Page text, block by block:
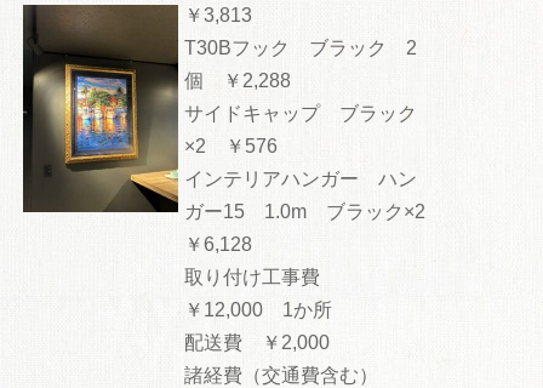
￥3,813
T30Bフック ブラック 2
個 ￥2,288
サイドキャップ ブラック
×2 ￥576
インテリアハンガー ハン
ガー15 1.0m ブラック×2
￥6,128
取り付け工事費
￥12,000 1か所
配送費 ￥2,000
諸経費（交通費含む）